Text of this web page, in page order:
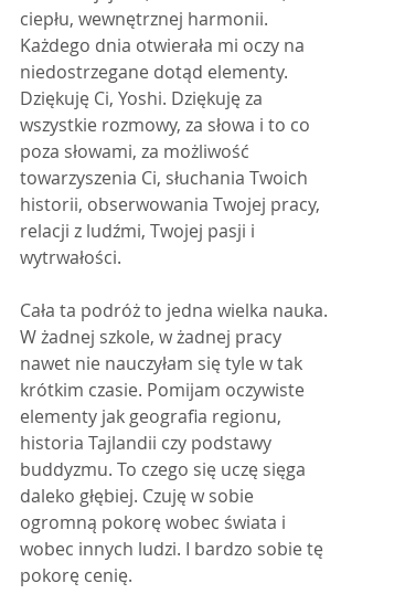
ciepłu, wewnętrznej harmonii.
Każdego dnia otwierała mi oczy na
niedostrzegane dotąd elementy.
Dziękuję Ci, Yoshi. Dziękuję za
wszystkie rozmowy, za słowa i to co
poza słowami, za możliwość
towarzyszenia Ci, słuchania Twoich
historii, obserwowania Twojej pracy,
relacji z ludźmi, Twojej pasji i
wytrwałości.
Cała ta podróż to jedna wielka nauka.
W żadnej szkole, w żadnej pracy
nawet nie nauczyłam się tyle w tak
krótkim czasie. Pomijam oczywiste
elementy jak geografia regionu,
historia Tajlandii czy podstawy
buddyzmu. To czego się uczę sięga
daleko głębiej. Czuję w sobie
ogromną pokorę wobec świata i
wobec innych ludzi. I bardzo sobie tę
pokorę cenię.